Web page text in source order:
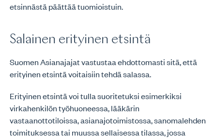
etsinnästä päättää tuomioistuin.
Salainen erityinen etsintä
Suomen Asianajajat vastustaa ehdottomasti sitä, että
erityinen etsintä voitaisiin tehdä salassa.
Erityinen etsintä voi tulla suoritetuksi esimerkiksi
virkahenkilön työhuoneessa, lääkärin
vastaanottotiloissa, asianajotoimistossa, sanomalehden
toimituksessa tai muussa sellaisessa tilassa, jossa